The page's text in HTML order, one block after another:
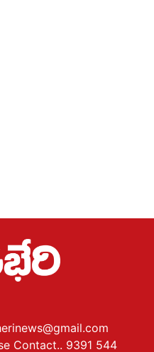
Contact.. 9391 544